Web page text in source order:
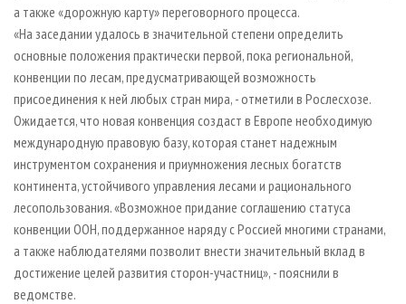
а также «дорожную карту» переговорного процесса.
«На заседании удалось в значительной степени определить
основные положения практически первой, пока региональной,
конвенции по лесам, предусматривающей возможность
присоединения к ней любых стран мира, - отметили в Рослесхозе.
Ожидается, что новая конвенция создаст в Европе необходимую
международную правовую базу, которая станет надежным
инструментом сохранения и приумножения лесных богатств
континента, устойчивого управления лесами и рационального
лесопользования. «Возможное придание соглашению статуса
конвенции ООН, поддержанное наряду с Россией многими странами,
а также наблюдателями позволит внести значительный вклад в
достижение целей развития сторон-участниц», - пояснили в
ведомстве.